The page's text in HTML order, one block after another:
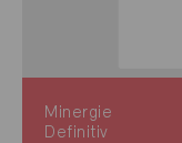
Minergie
Definitiv